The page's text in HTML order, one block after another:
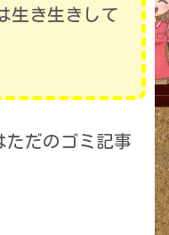
生き生きして
ただのゴミ記事